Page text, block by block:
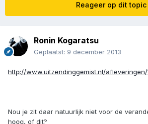
Reageer op dit topic
Ronin Kogaratsu
Geplaatst: 9 december 2013
http://www.uitzendinggemist.nl/afleveringen/
Nou je zit daar natuurlijk niet voor de
hoog, of dit?